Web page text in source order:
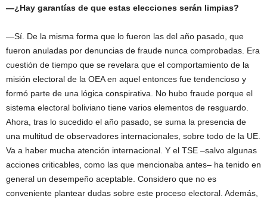
—¿Hay garantías de que estas elecciones serán limpias?
—Sí. De la misma forma que lo fueron las del año pasado, que
fueron anuladas por denuncias de fraude nunca comprobadas. Era
cuestión de tiempo que se revelara que el comportamiento de la
misión electoral de la OEA en aquel entonces fue tendencioso y
formó parte de una lógica conspirativa. No hubo fraude porque el
sistema electoral boliviano tiene varios elementos de resguardo.
Ahora, tras lo sucedido el año pasado, se suma la presencia de
una multitud de observadores internacionales, sobre todo de la UE.
Va a haber mucha atención internacional. Y el TSE –salvo algunas
acciones criticables, como las que mencionaba antes– ha tenido en
general un desempeño aceptable. Considero que no es
conveniente plantear dudas sobre este proceso electoral. Además,